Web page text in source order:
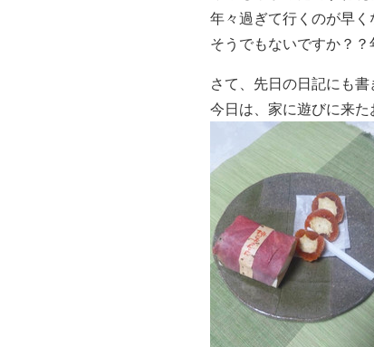
年々過ぎて行くのが早く
そうでもないですか？
さて、先日の日記にも
今日は、家に遊びに来た